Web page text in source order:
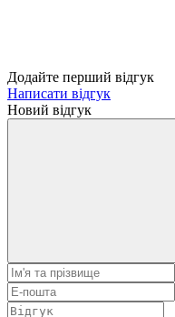
Додайте перший відгук
Написати відгук
Новий відгук